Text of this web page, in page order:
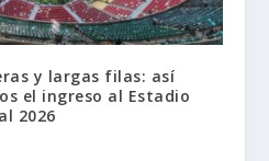
y largas filas: así
el ingreso al Estadio
2026